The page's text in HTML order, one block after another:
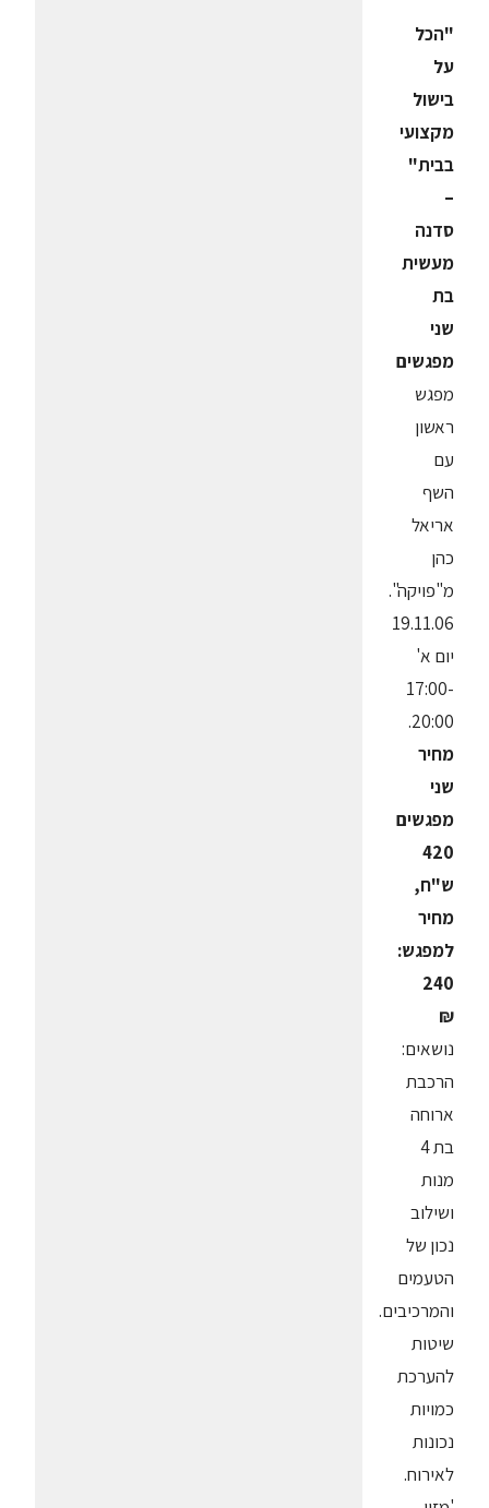
"הכל
על
בישול
מקצועי
בבית"
–
סדנה
מעשית
בת
שני
מפגשים
מפגש
ראשון
עם
השף
אריאל
כהן
מ"פויקה".
19.11.06
יום א'
17:00-
20:00.
מחיר
שני
מפגשים
420
ש"ח,
מחיר
למפגש:
240
₪
נושאים:
הרכבת
ארוחה
בת 4
מנות
ושילוב
נכון של
הטעמים
והמרכיבים.
שיטות
להערכת
כמויות
נכונות
לאירוח.